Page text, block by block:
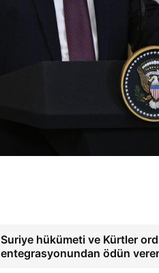
Suriye hükümeti ve Kürtler
entegrasyonundan ödün